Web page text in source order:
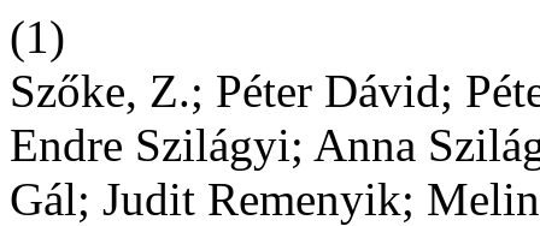
(1)
Szőke, Z.; Péter Dávid;
Endre Szilágyi; Anna
Gál; Judit Remenyik;